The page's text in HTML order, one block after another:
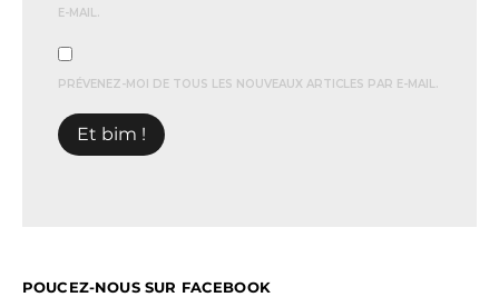
E-MAIL.
PRÉVENEZ-MOI DE TOUS LES NOUVEAUX ARTICLES PAR E-MAIL.
POUCEZ-NOUS SUR FACEBOOK